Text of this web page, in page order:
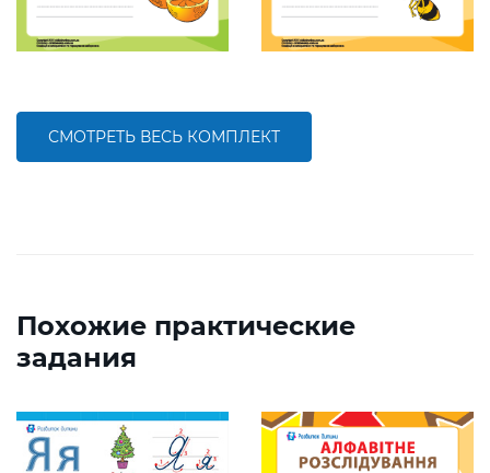
СМОТРЕТЬ ВЕСЬ КОМПЛЕКТ
Похожие практические
задания